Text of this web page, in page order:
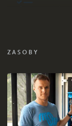
Sprawdź
ZASOBY